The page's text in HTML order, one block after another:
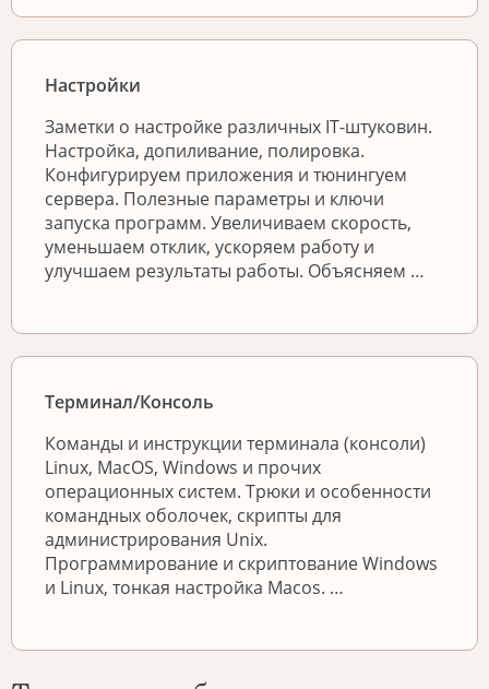
Настройки
Заметки о настройке различных IT-штуковин.
Настройка, допиливание, полировка.
Конфигурируем приложения и тюнингуем
сервера. Полезные параметры и ключи
запуска программ. Увеличиваем скорость,
уменьшаем отклик, ускоряем работу и
улучшаем результаты работы. Объясняем …
Терминал/Консоль
Команды и инструкции терминала (консоли)
Linux, MacOS, Windows и прочих
операционных систем. Трюки и особенности
командных оболочек, скрипты для
администрирования Unix.
Программирование и скриптование Windows
и Linux, тонкая настройка Macos. …